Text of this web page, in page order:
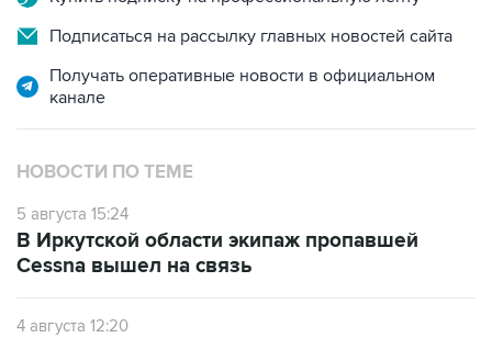
Подписаться на рассылку главных новостей сайта
Получать оперативные новости в официальном
канале
НОВОСТИ ПО ТЕМЕ
5 августа 15:24
В Иркутской области экипаж пропавшей
Cessna вышел на связь
4 августа 12:20